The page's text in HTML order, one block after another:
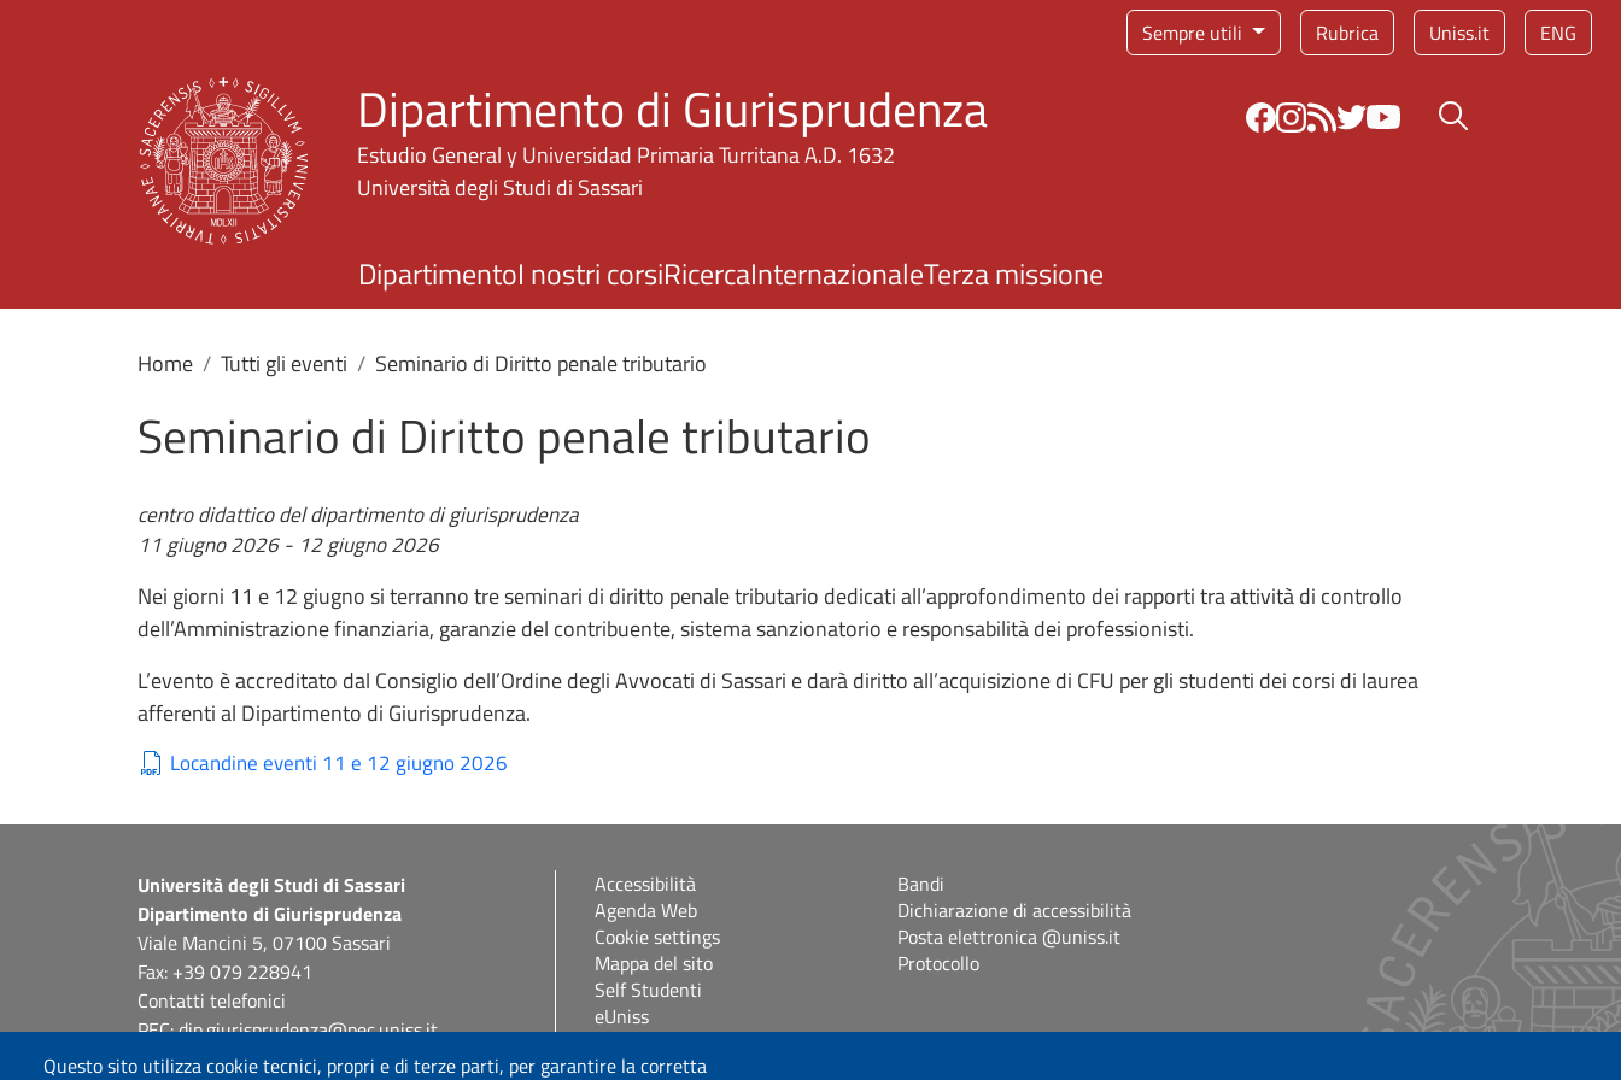
Sempre utili Rubrica Uniss.it ENG
Questo sito utilizza cookie tecnici, propri e di terze parti, per garantire la corretta
Dipartimento di Giurisprudenza
Estudio General y Universidad Primaria Turritana A.D. 1632
Università degli Studi di Sassari
Bottone cerca
DipartimentoI nostri corsiRicercaInternazionaleTerza missione
Home Tutti gli eventi Seminario di Diritto penale tributario
Seminario di Diritto penale tributario
centro didattico del dipartimento di giurisprudenza
11 giugno 2026- 12 giugno 2026
Nei giorni 11 e 12 giugno si terranno tre seminari di diritto penale tributario dedicati all’approfondimento dei rapporti tra attività di controllo
dell’Amministrazione finanziaria, garanzie del contribuente, sistema sanzionatorio e responsabilità dei professionisti.
L’evento è accreditato dal Consiglio dell’Ordine degli Avvocati di Sassari e darà diritto all’acquisizione di CFU per gli studenti dei corsi di laurea
afferenti al Dipartimento di Giurisprudenza.
Locandine eventi 11 e 12 giugno 2026
Università degli Studi di Sassari
Dipartimento di Giurisprudenza
Viale Mancini 5, 07100 Sassari
Fax: +39 079 228941
Contatti telefonici
PEC: dip.giurisprudenza@pec.uniss.it
www.uniss.it
Accessibilità
Agenda Web
Cookie settings
Mappa del sito
Self Studenti
eUniss
Bandi
Dichiarazione di accessibilità
Posta elettronica @uniss.it
Protocollo